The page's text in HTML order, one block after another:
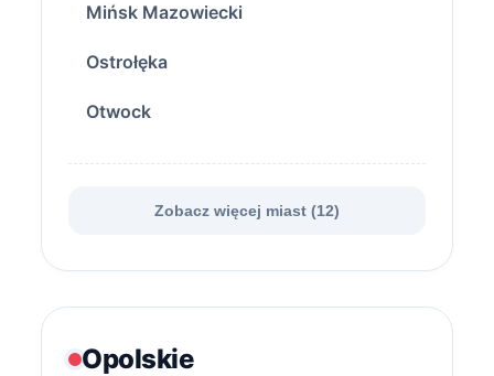
Mińsk Mazowiecki
Ostrołęka
Otwock
Zobacz więcej miast (12)
Opolskie